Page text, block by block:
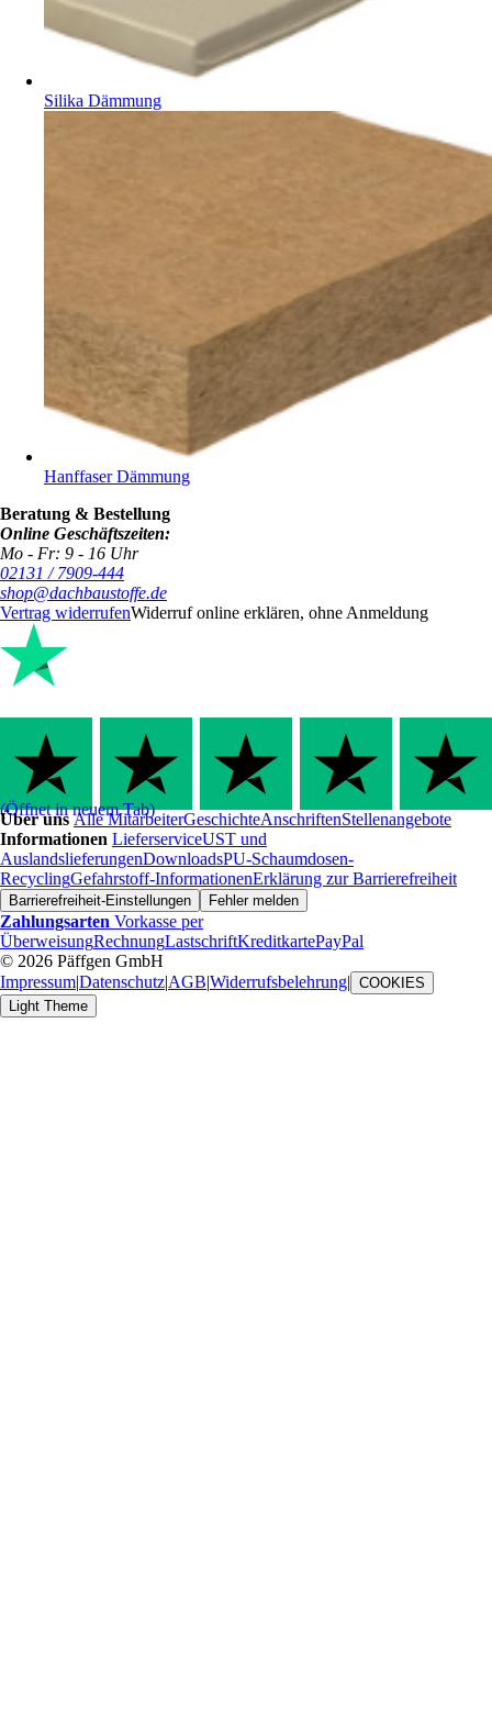
Silika Dämmung
Hanffaser Dämmung
Beratung & Bestellung
Online Geschäftszeiten:
Mo - Fr: 9 - 16 Uhr
02131 / 7909-444
shop@dachbaustoffe.de
Vertrag widerrufenWiderruf online erklären, ohne Anmeldung
(Öffnet in neuem Tab)
Über unsAlle MitarbeiterGeschichteAnschriftenStellenangebote
Informationen LieferserviceUST und
AuslandslieferungenDownloadsPU-Schaumdosen-
RecyclingGefahrstoff-InformationenErklärung zur Barrierefreiheit
Barrierefreiheit-Einstellungen Fehler melden
Zahlungsarten Vorkasse per
ÜberweisungRechnungLastschriftKreditkartePayPal
© 2026 Päffgen GmbH
Impressum|Datenschutz|AGB|Widerrufsbelehrung| COOKIES
Light Theme